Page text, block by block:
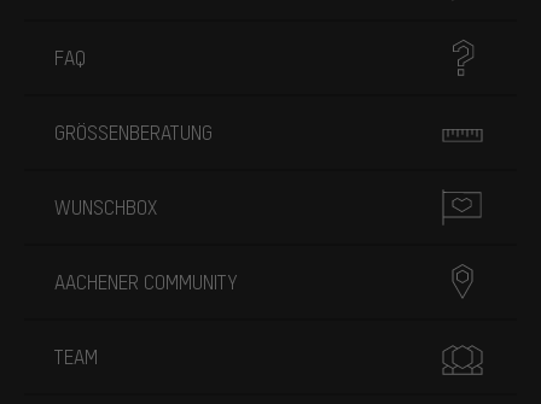
FAQ
GRÖSSENBERATUNG
WUNSCHBOX
AACHENER COMMUNITY
TEAM